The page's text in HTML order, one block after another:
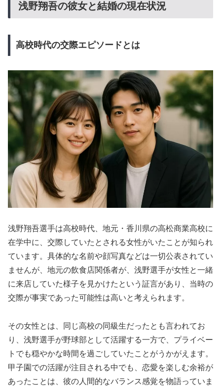
浅野翔吾の彼女と結婚の現在状況
高校時代の交際エピソードとは
浅野翔吾選手は高校時代、地元・香川県の高松商業高校に
在学中に、交際していたとされる女性がいたことが知られ
ています。具体的な名前や顔写真などは一切公表されてい
ませんが、地元の飲食店関係者が、浅野選手が女性と一緒
に来店していた様子を見かけたという証言があり、当時の
交際が事実であった可能性は高いと考えられます。
その女性とは、同じ高校の同級生だったとも言われてお
り、浅野選手が野球部として活躍する一方で、プライベー
トでも穏やかな時間を過ごしていたことがうかがえます。
甲子園での活躍が注目される中でも、恋愛を楽しむ余裕が
あったことは、彼の人間的なバランス感覚を物語っていま